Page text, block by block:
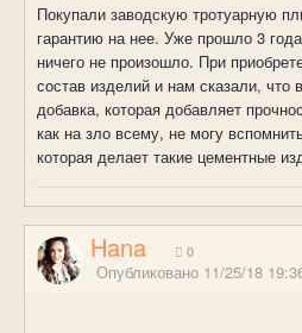
Покупали заводскую тротуарную
гарантию на нее. Уже прошло 3
ничего не произошло. При
состав изделий и нам сказали, что
добавка, которая добавляет
как на зло всему, не могу
которая делает такие цементные
Hana 0
Опубликовано 11/25/18